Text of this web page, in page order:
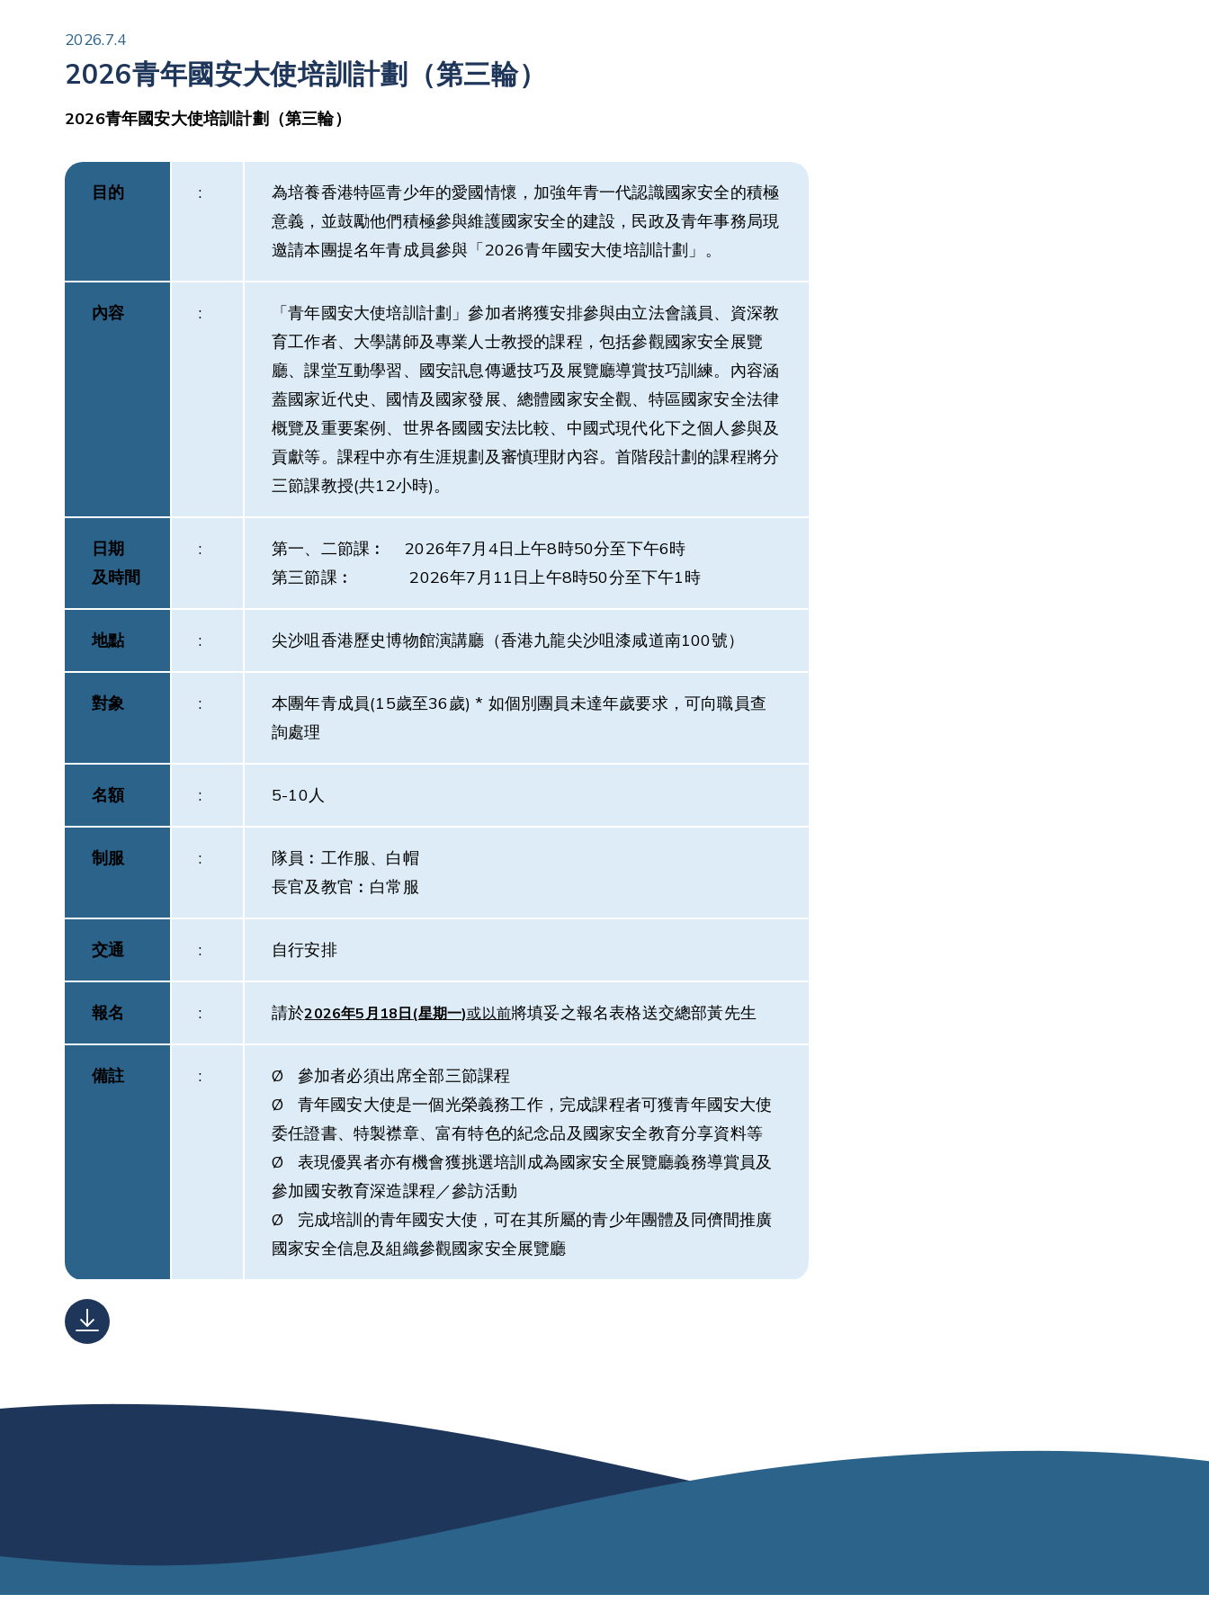
2026.7.4
2026青年國安大使培訓計劃（第三輪）
2026青年國安大使培訓計劃（第三輪）
目的 :
為培養香港特區青少年的愛國情懷，加強年青一代認識國家安全的積極
意義，並鼓勵他們積極參與維護國家安全的建設，民政及青年事務局現
邀請本團提名年青成員參與「2026青年國安大使培訓計劃」。
內容 :
「青年國安大使培訓計劃」參加者將獲安排參與由立法會議員、資深教
育工作者、大學講師及專業人士教授的課程，包括參觀國家安全展覽
廳、課堂互動學習、國安訊息傳遞技巧及展覽廳導賞技巧訓練。內容涵
蓋國家近代史、國情及國家發展、總體國家安全觀、特區國家安全法律
概覽及重要案例、世界各國國安法比較、中國式現代化下之個人參與及
貢獻等。課程中亦有生涯規劃及審慎理財內容。首階段計劃的課程將分
三節課教授(共12小時)。
日期
及時間
:
第一、二節課︰ 2026年7月4日上午8時50分至下午6時
第三節課︰ 2026年7月11日上午8時50分至下午1時
地點 : 尖沙咀香港歷史博物館演講廳（香港九龍尖沙咀漆咸道南100號）
對象 :
本團年青成員(15歲至36歲) * 如個別團員未達年歲要求，可向職員查
詢處理
名額 : 5-10人
制服 :
隊員︰工作服、白帽
長官及教官︰白常服
交通 : 自行安排
報名 : 請於2026年5 月 18 日 (星期一)或以前將填妥之報名表格送交總部黃先生
備註 :
Ø 參加者必須出席全部三節課程
Ø 青年國安大使是一個光榮義務工作，完成課程者可獲青年國安大使
委任證書、特製襟章、富有特色的紀念品及國家安全教育分享資料等
Ø 表現優異者亦有機會獲挑選培訓成為國家安全展覽廳義務導賞員及
參加國安教育深造課程／參訪活動
Ø 完成培訓的青年國安大使，可在其所屬的青少年團體及同儕間推廣
國家安全信息及組織參觀國家安全展覽廳